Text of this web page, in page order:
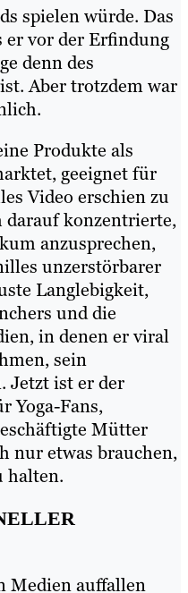
spielen würde. Das
er vor der Erfindung
denn des
Aber trotzdem war
Produkte als
geeignet für
Video erschien zu
darauf konzentrierte,
anzusprechen,
unzerstörbarer
Langlebigkeit,
und die
in denen er viral
sein
Jetzt ist er der
Yoga-Fans,
Mütter
nur etwas brauchen,
halten.
Medien auffallen